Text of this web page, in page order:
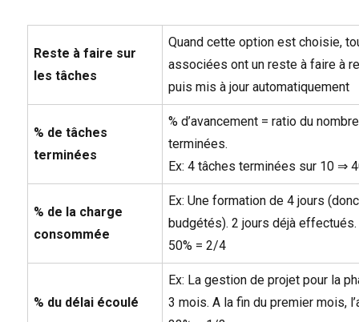
Reste à faire sur
les tâches
Quand cette option est choisie,
associées ont un reste à faire à
puis mis à jour automatiquement
% de tâches
terminées
% d’avancement = ratio du
terminées.
Ex: 4 tâches terminées sur 10 ⇒
% de la charge
consommée
Ex: Une formation de 4 jours
budgétés). 2 jours déjà
50% = 2/4
% du délai écoulé
Ex: La gestion de projet pour la
3 mois. A la fin du premier mois,